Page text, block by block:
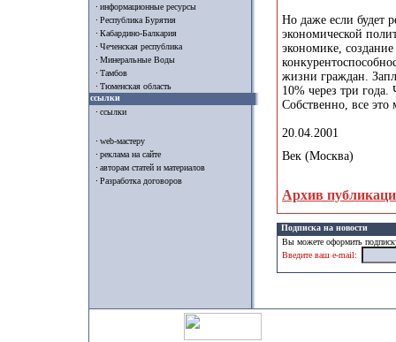
информационные ресурсы
Республика Бурятия
Кабардино-Балкария
Чеченская республика
Минеральные Воды
Тамбов
Тюменская область
ссылки
ссылки
web-мастеру
реклама на сайте
авторам статей и материалов
Разработка договоров
Но даже если будет
экономической
экономике,
жизни граждан.
10% через три года.
Собственно, все
20.04.2001
Век (Москва)
Архив
Подписка на новости
Вы можете оформить
Введите ваш e-mail: